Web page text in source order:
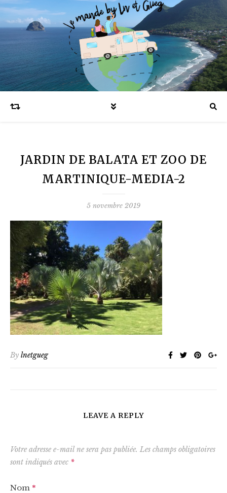
Blog voyages en famille et expatriation
JARDIN DE BALATA ET ZOO DE
MARTINIQUE-MEDIA-2
5 novembre 2019
By lnetgueg
LEAVE A REPLY
Votre adresse e-mail ne sera pas publiée. Les champs obligatoires
sont indiqués avec *
Nom *